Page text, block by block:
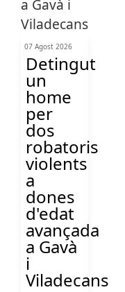
07 Agost 2026
Detingut
un
home
per
dos
robatoris
violents
a
dones
d'edat
avançada
a Gavà
i
Viladecans